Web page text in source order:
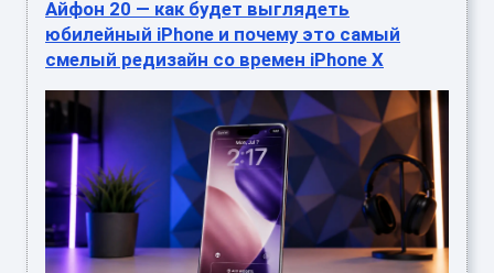
Айфон 20 — как будет выглядеть
юбилейный iPhone и почему это самый
смелый редизайн со времен iPhone X